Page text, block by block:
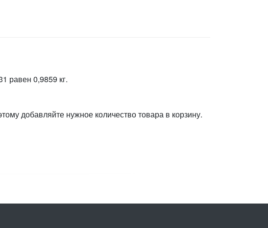
равен 0,9859 кг.
добавляйте нужное количество товара в корзину.